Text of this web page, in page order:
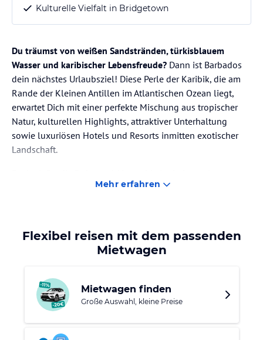
Kulturelle Vielfalt in Bridgetown
Du träumst von weißen Sandstränden, türkisblauem
Wasser und karibischer Lebensfreude? Dann ist Barbados
dein nächstes Urlaubsziel! Diese Perle der Karibik, die am
Rande der Kleinen Antillen im Atlantischen Ozean liegt,
erwartet Dich mit einer perfekte Mischung aus tropischer
Natur, kulturellen Highlights, attraktiver Unterhaltung
sowie luxuriösen Hotels und Resorts inmitten exotischer
Landschaft.
suchst oder das pulsierende Leben an belebten
schönsten Stränden der Welt gehört, oder tauche ein in das
lebendige Treiben am Dover Beach, wo Du
Wassersportarten wie Surfen und Schnorcheln
Abseits der Küsten bieten die unter Naturschutz
stehenden tropischen Wälder
exotischen Blumen, quirligen Kolibris und possierlichen
Mehr erfahren
Flexibel reisen mit dem passenden
Mietwagen
Mietwagen finden
Große Auswahl, kleine Preise